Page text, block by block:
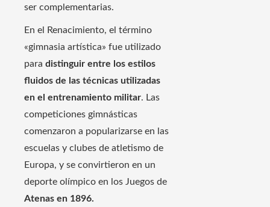
ser complementarias.
En el Renacimiento, el término
«gimnasia artística» fue utilizado
para distinguir entre los estilos
fluidos de las técnicas utilizadas
en el entrenamiento militar. Las
competiciones gimnásticas
comenzaron a popularizarse en las
escuelas y clubes de atletismo de
Europa, y se convirtieron en un
deporte olímpico en los Juegos de
Atenas en 1896.